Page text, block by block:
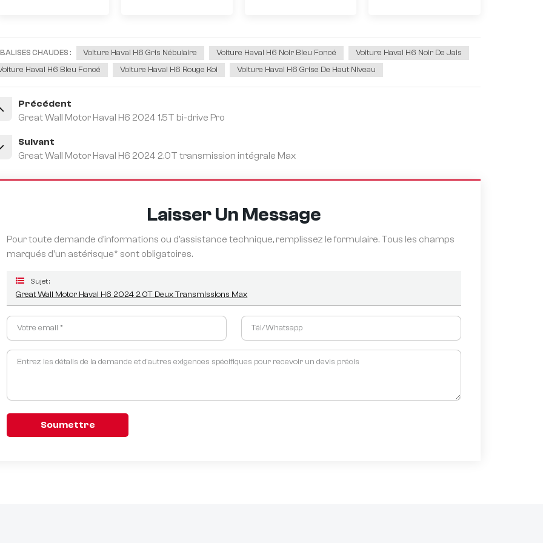
BALISES CHAUDES : Voiture Haval H6 Gris Nébulaire Voiture Haval H6 Noir Bleu Foncé
Voiture Haval H6 Noir De Jais
Haval H6 Bleu Foncé
Voiture Haval H6 Rouge Koi Voiture Haval H6 Grise De Haut Niveau
Précédent
Great Wall Motor Haval H6 2024 1.5T bi-drive Pro
Suivant
Great Wall Motor Haval H6 2024 2.0T transmission intégrale Max
Laisser Un Message
Pour toute demande d’informations ou d’assistance technique, remplissez le formulaire. Tous les champs
marqués d'un astérisque* sont obligatoires.
Sujet :
Great Wall Motor Haval H6 2024 2.0T Deux Transmissions Max
Soumettre